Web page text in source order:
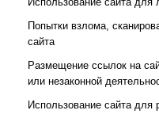
Попытки взлома,
сайта
Размещение ссылок на
или незаконной
Использование сайта для